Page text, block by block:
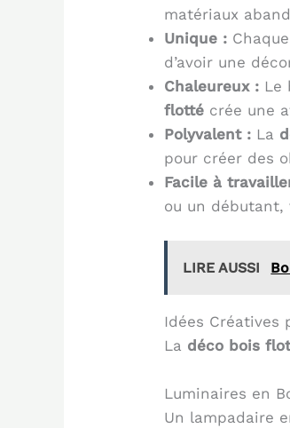
matériaux
Unique :
d’avoir une
Chaleureux : Le
flotté crée une
Polyvalent : La
pour créer des
Facile à
ou un débutant,
LIRE AUSSI
Idées Créatives
La déco bois
Luminaires en
Un lampadaire